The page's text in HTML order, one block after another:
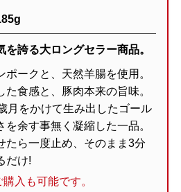
誇る大ロングセラー商品。
ークと、天然羊腸を使用。
食感と、豚肉本来の旨味。
月をかけて生み出したゴール
余す事無く凝縮した一品。
たら一度止め、そのまま3分
だけ!
入も可能です。